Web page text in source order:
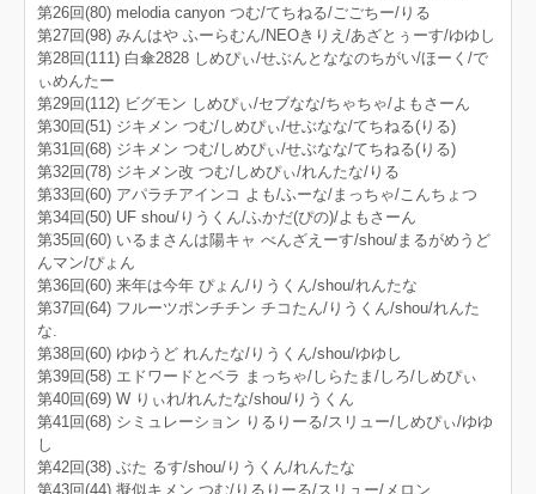
第26回(80) melodia canyon つむ/てちねる/ごごちー/りる
第27回(98) みんはや ふーらむん/NEOきりえ/あざとぅーす/ゆゆし
第28回(111) 白傘2828 しめぴぃ/せぶんとななのちがい/ほーく/で
ぃめんたー
第29回(112) ビグモン しめぴぃ/セブなな/ちゃちゃ/よもさーん
第30回(51) ジキメン つむ/しめぴぃ/せぶなな/てちねる(りる)
第31回(68) ジキメン つむ/しめぴぃ/せぶなな/てちねる(りる)
第32回(78) ジキメン改 つむ/しめぴぃ/れんたな/りる
第33回(60) アパラチアインコ よも/ふーな/まっちゃ/こんちょつ
第34回(50) UF shou/りうくん/ふかだ(ぴの)/よもさーん
第35回(60) いるまさんは陽キャ べんざえーす/shou/まるがめうど
んマン/ぴょん
第36回(60) 来年は今年 ぴょん/りうくん/shou/れんたな
第37回(64) フルーツポンチチン チコたん/りうくん/shou/れんた
な.
第38回(60) ゆゆうど れんたな/りうくん/shou/ゆゆし
第39回(58) エドワードとベラ まっちゃ/しらたま/しろ/しめぴぃ
第40回(69) W りぃれ/れんたな/shou/りうくん
第41回(68) シミュレーション りるりーる/スリュー/しめぴぃ/ゆゆ
し
第42回(38) ぶた るす/shou/りうくん/れんたな
第43回(44) 擬似キメン つむ/りるりーる/スリュー/メロン